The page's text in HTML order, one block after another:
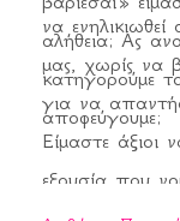
αλήθεια; Ας
κατηγορούμε
αποφεύγουμε;
να
μας, χωρίς να
για να
Είμαστε άξιοι
εξουσία που